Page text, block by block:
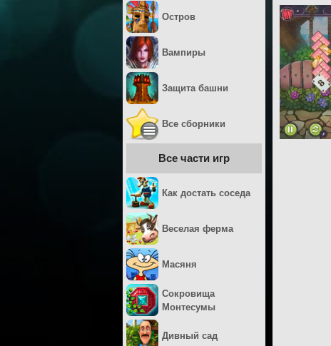
Остров
Вампиры
Защита башни
Все сборники
Все части игр
Как достать соседа
Веселая ферма
Масяня
Сокровища
Монтесумы
Дивный сад